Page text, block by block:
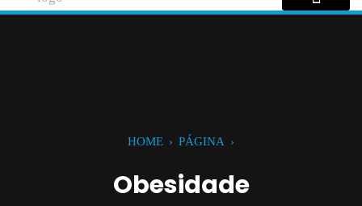
HOME › PÁGINA ›
Obesidade